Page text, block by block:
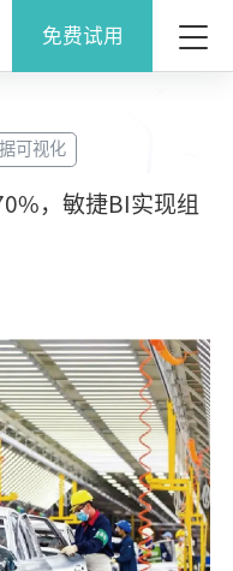
免费试用
可视化
，敏捷BI实现组